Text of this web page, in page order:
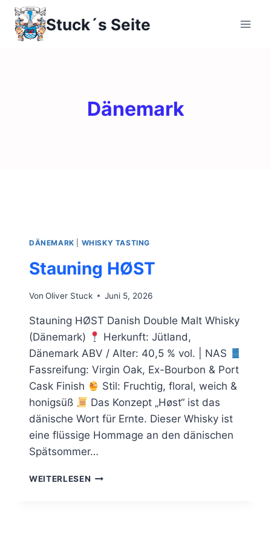
Zum
Inhalt
springen
Stuck´s Seite
Dänemark
DÄNEMARK WHISKY TASTING
Stauning HØST
Von Oliver Stuck Juni 5, 2026
Stauning HØST Danish Double Malt Whisky
(Dänemark)
Herkunft: Jütland,
Dänemark ABV / Alter: 40,5 % vol. | NAS
Fassreifung: Virgin Oak, Ex-Bourbon & Port
Cask Finish
Stil: Fruchtig, floral, weich &
honigsüß
Das Konzept „Høst“ ist das
dänische Wort für Ernte. Dieser Whisky ist
eine flüssige Hommage an den dänischen
Spätsommer…
WEITERLESEN STAUNING